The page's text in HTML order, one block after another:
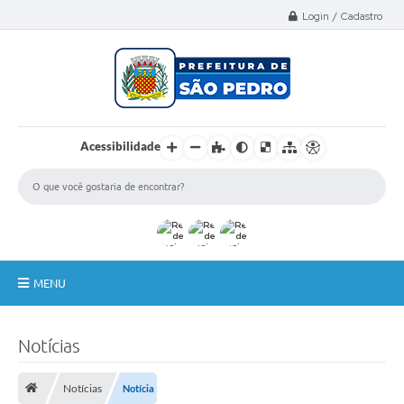
Login / Cadastro
Acessibilidade
MENU
Secretarias
Notícias
Notícias Notícia